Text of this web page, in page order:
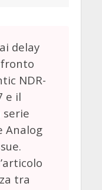
delay
NDR-
e il
serie
Analog
tra